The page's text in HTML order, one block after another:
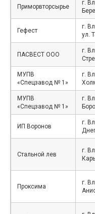
Приморвторсырье
г.
Гефест
г.
ул.
ПАСВЕСТ ООО
г.
МУПВ
«Спецзавод № 1»
г.
МУПВ
«Спецзавод № 1»
г.
ИП Воронов
г.
Стальной лев
г.
Проксима
г.